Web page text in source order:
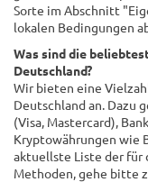
Sorte im Abschnitt
lokalen Bedingungen
Was sind die
Deutschland?
Wir bieten eine
Deutschland an. Dazu
(Visa, Mastercard),
Kryptowährungen wie
aktuellste Liste der für
Methoden, gehe bitte